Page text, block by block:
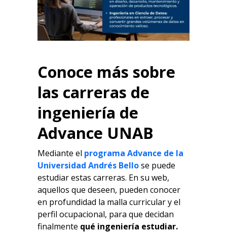
Conoce más sobre
las carreras de
ingeniería de
Advance UNAB
Mediante el programa Advance de la
Universidad Andrés Bellose puede
estudiar estas carreras. En su web,
aquellos que deseen, pueden conocer
en profundidad la malla curricular y el
perfil ocupacional, para que decidan
finalmente qué ingeniería estudiar.